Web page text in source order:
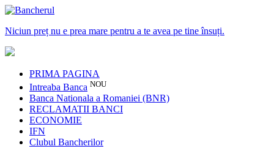
Niciun preț nu e prea mare pentru a te avea pe tine însuți.
PRIMA PAGINA
Intreaba Banca NOU
Banca Nationala a Romaniei (BNR)
RECLAMATII BANCI
ECONOMIE
IFN
Clubul Bancherilor